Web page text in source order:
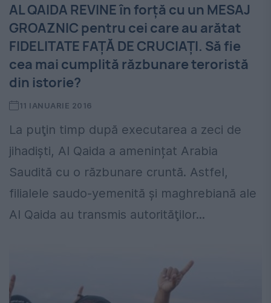
AL QAIDA REVINE în forţă cu un MESAJ
GROAZNIC pentru cei care au arătat
FIDELITATE FAŢĂ DE CRUCIAŢI. Să fie
cea mai cumplită răzbunare teroristă
din istorie?
11 IANUARIE 2016
La puţin timp după executarea a zeci de
jihadişti, Al Qaida a amenințat Arabia
Saudită cu o răzbunare cruntă. Astfel,
filialele saudo-yemenită și maghrebiană ale
Al Qaida au transmis autorităţilor...